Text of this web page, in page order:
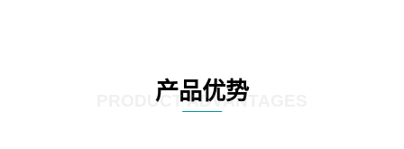
产品优势
PRODUCT ADVANTAGES